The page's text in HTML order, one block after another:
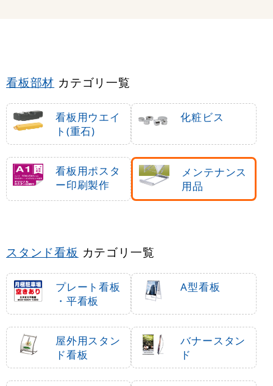
看板部材 カテゴリ一覧
看板用ウエイ
ト(重石)
化粧ビス
看板用ポスタ
ー印刷製作
メンテナンス
用品
スタンド看板 カテゴリ一覧
プレート看板
・平看板
A型看板
屋外用スタン
ド看板
バナースタン
ド